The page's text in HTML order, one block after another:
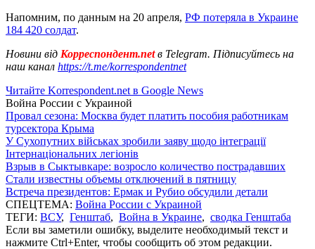
Напомним, по данным на 20 апреля, РФ потеряла в Украине
184 420 солдат.
Новини від Корреспондент.netв Telegram. Підписуйтесь на
наш канал https://t.me/korrespondentnet
Читайте Korrespondent.net в Google News
Война России с Украиной
Провал сезона: Москва будет платить пособия работникам
турсектора Крыма
У Сухопутних військах зробили заяву щодо інтеграції
Інтернаціональних легіонів
Взрыв в Сыктывкаре: возросло количество пострадавших
Стали известны объемы отключений в пятницу
Встреча президентов: Ермак и Рубио обсудили детали
СПЕЦТЕМА: Война России с Украиной
ТЕГИ: ВСУ, Генштаб, Война в Украине, сводка Генштаба
Если вы заметили ошибку, выделите необходимый текст и
нажмите Ctrl+Enter, чтобы сообщить об этом редакции.